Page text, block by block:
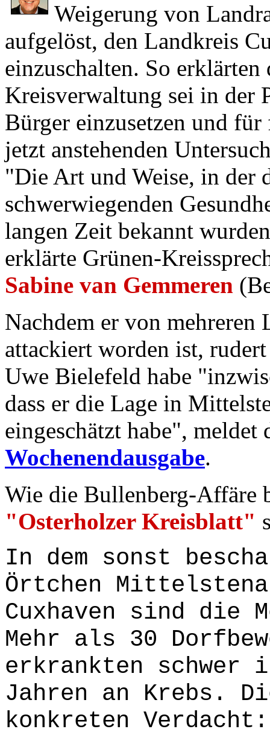
Weigerung von
aufgelöst, den Landkreis
einzuschalten. So
Kreisverwaltung sei in der
Bürger einzusetzen und
jetzt anstehenden
"Die Art und Weise, in der
schwerwiegenden
langen Zeit bekannt
erklärte Grünen-
Sabine van Gemmeren
Nachdem er von
attackiert worden ist,
Uwe Bielefeld habe
dass er die Lage in
eingeschätzt habe",
Wochenendausgabe.
Wie die Bullenberg-Affäre
"Osterholzer Kreisblatt"
In dem sonst
Örtchen
Cuxhaven sind die
Mehr als 30
erkrankten schwer
Jahren an Krebs.
konkreten